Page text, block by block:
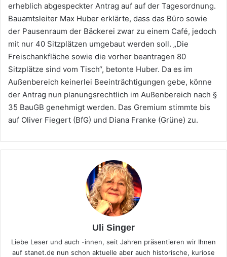
erheblich abgespeckter Antrag auf auf der Tagesordnung.
Bauamtsleiter Max Huber erklärte, dass das Büro sowie
der Pausenraum der Bäckerei zwar zu einem Café, jedoch
mit nur 40 Sitzplätzen umgebaut werden soll. „Die
Freischankfläche sowie die vorher beantragen 80
Sitzplätze sind vom Tisch“, betonte Huber. Da es im
Außenbereich keinerlei Beeinträchtigungen gebe, könne
der Antrag nun planungsrechtlich im Außenbereich nach §
35 BauGB genehmigt werden. Das Gremium stimmte bis
auf Oliver Fiegert (BfG) und Diana Franke (Grüne) zu.
Uli Singer
Liebe Leser und auch -innen, seit Jahren präsentieren wir Ihnen
auf stanet.de nun schon aktuelle aber auch historische, kuriose